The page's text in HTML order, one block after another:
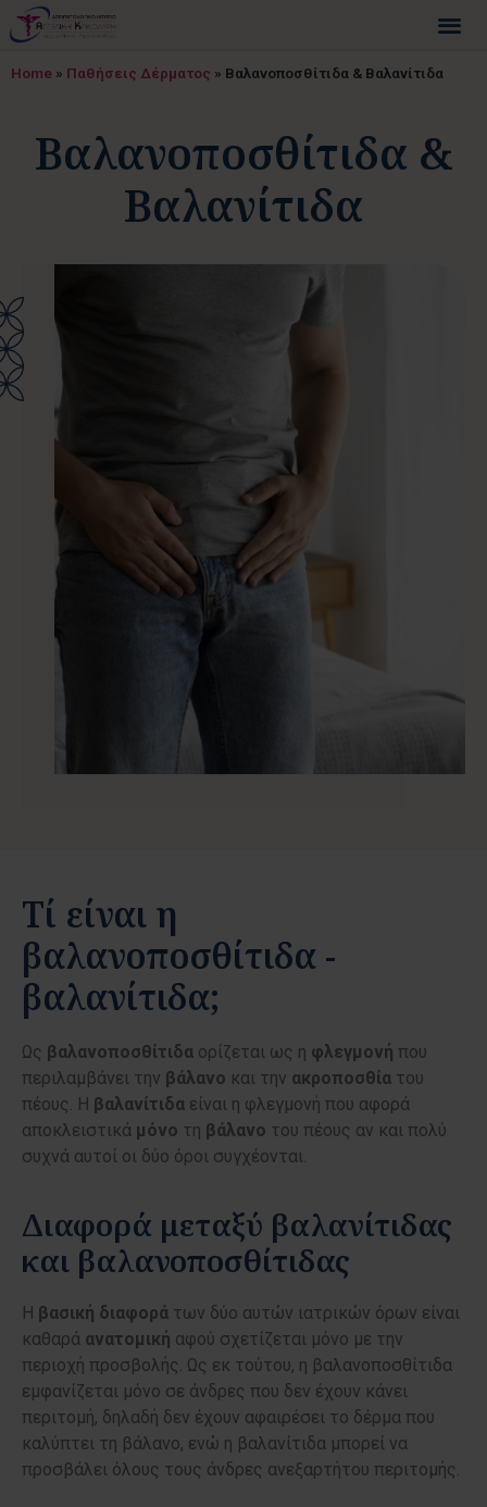
Home » Παθήσεις Δέρματος » Βαλανοποσθίτιδα & Βαλανίτιδα
Βαλανοποσθίτιδα &
Βαλανίτιδα
Τί είναι η
βαλανοποσθίτιδα -
βαλανίτιδα;
Ως βαλανοποσθίτιδα ορίζεται ως η φλεγμονή που
περιλαμβάνει την βάλανο και την ακροποσθία του
πέους. Η βαλανίτιδα είναι η φλεγμονή που αφορά
αποκλειστικά μόνο τη βάλανο του πέους αν και πολύ
συχνά αυτοί οι δύο όροι συγχέονται.
Διαφορά μεταξύ βαλανίτιδας
και βαλανοποσθίτιδας
Η βασική διαφορά των δύο αυτών ιατρικών όρων είναι
καθαρά ανατομική αφού σχετίζεται μόνο με την
περιοχή προσβολής. Ως εκ τούτου, η βαλανοποσθίτιδα
εμφανίζεται μόνο σε άνδρες που δεν έχουν κάνει
περιτομή, δηλαδή δεν έχουν αφαιρέσει το δέρμα που
καλύπτει τη βάλανο, ενώ η βαλανίτιδα μπορεί να
προσβάλει όλους τους άνδρες ανεξαρτήτου περιτομής.